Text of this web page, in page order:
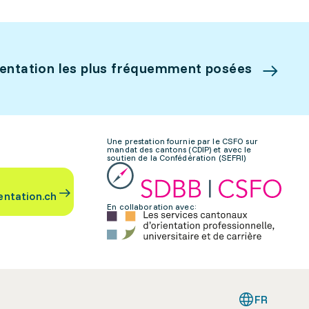
les plus fréquemment posées
Une prestation fournie par le CSFO sur
mandat des cantons (CDIP) et avec le
soutien de la Confédération (SEFRI)
En collaboration avec:
FR